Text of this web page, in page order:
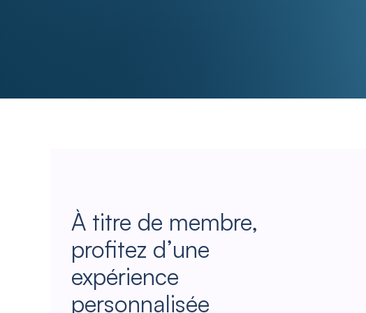
À titre de membre,
profitez d’une
expérience
personnalisée